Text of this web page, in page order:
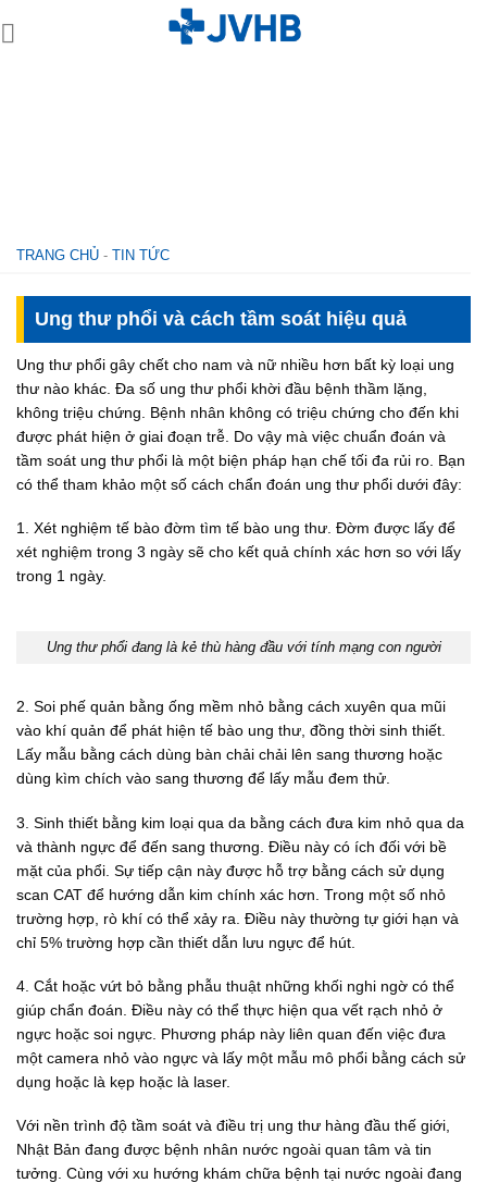
to
TRANG CHỦ - TIN TỨC
Ung thư phổi và cách tầm soát hiệu quả
Ung thư phổi gây chết cho nam và nữ nhiều hơn bất kỳ loại ung
thư nào khác. Đa số ung thư phổi khời đầu bệnh thầm lặng,
không triệu chứng. Bệnh nhân không có triệu chứng cho đến khi
được phát hiện ở giai đoạn trễ. Do vậy mà việc chuẩn đoán và
tầm soát ung thư phổi là một biện pháp hạn chế tối đa rủi ro. Bạn
có thể tham khảo một số cách chẩn đoán ung thư phổi dưới đây:
1. Xét nghiệm tế bào đờm tìm tế bào ung thư. Đờm được lấy để
xét nghiệm trong 3 ngày sẽ cho kết quả chính xác hơn so với lấy
trong 1 ngày.
Ung thư phổi đang là kẻ thù hàng đầu với tính mạng con người
2. Soi phế quản bằng ống mềm nhỏ bằng cách xuyên qua mũi
vào khí quản để phát hiện tế bào ung thư, đồng thời sinh thiết.
Lấy mẫu bằng cách dùng bàn chải chải lên sang thương hoặc
dùng kìm chích vào sang thương để lấy mẫu đem thử.
3. Sinh thiết bằng kim loại qua da bằng cách đưa kim nhỏ qua da
và thành ngực để đến sang thương. Điều này có ích đối với bề
mặt của phổi. Sự tiếp cận này được hỗ trợ bằng cách sử dụng
scan CAT để hướng dẫn kim chính xác hơn. Trong một số nhỏ
trường hợp, rò khí có thể xảy ra. Điều này thường tự giới hạn và
chỉ 5% trường hợp cần thiết dẫn lưu ngực để hút.
4. Cắt hoặc vứt bỏ bằng phẫu thuật những khối nghi ngờ có thể
giúp chẩn đoán. Điều này có thể thực hiện qua vết rạch nhỏ ở
ngực hoặc soi ngực. Phương pháp này liên quan đến việc đưa
một camera nhỏ vào ngực và lấy một mẫu mô phổi bằng cách sử
dụng hoặc là kẹp hoặc là laser.
Với nền trình độ tầm soát và điều trị ung thư hàng đầu thế giới,
Nhật Bản đang được bệnh nhân nước ngoài quan tâm và tin
tưởng. Cùng với xu hướng khám chữa bệnh tại nước ngoài đang